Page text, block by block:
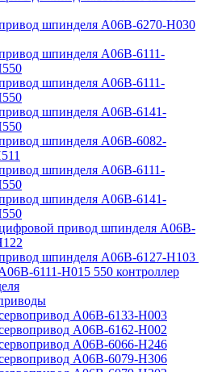
шпинделя A06B-6270-H030
шпинделя A06B-6111-
шпинделя A06B-6111-
шпинделя A06B-6141-
шпинделя A06B-6082-
шпинделя A06B-6111-
шпинделя A06B-6141-
привод шпинделя A06B-
шпинделя A06B-6127-H103
6111-H015 550 контроллер
A06B-6133-H003
A06B-6162-H002
A06B-6066-H246
A06B-6079-H306